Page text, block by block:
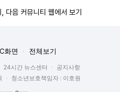
다음 커뮤니티 웹에서 보기
화면 전체보기
24시간 뉴스센터
공지사항
청소년보호책임자 : 이호원